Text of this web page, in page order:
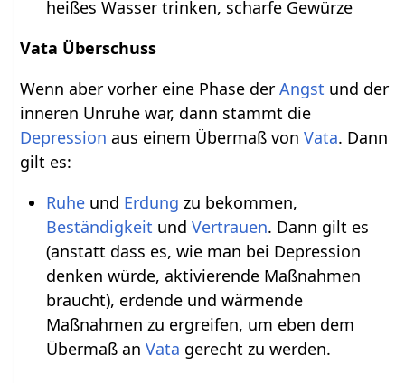
heißes Wasser trinken, scharfe Gewürze
Vata Überschuss
Wenn aber vorher eine Phase derAngst und der
inneren Unruhe war, dann stammt die
Depression aus einem Übermaß vonVata. Dann
gilt es:
Ruheund Erdung zu bekommen,
Beständigkeit und Vertrauen. Dann gilt es
(anstatt dass es, wie man bei Depression
denken würde, aktivierende Maßnahmen
braucht), erdende und wärmende
Maßnahmen zu ergreifen, um eben dem
Übermaß an Vata gerecht zu werden.